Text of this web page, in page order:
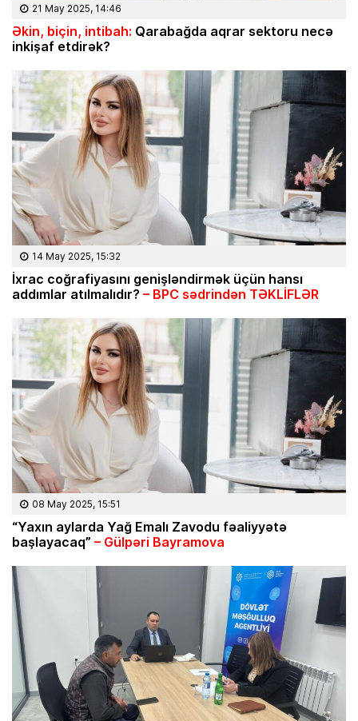
21 May 2025, 14:46
Əkin, biçin, intibah: Qarabağda aqrar sektoru necə
inkişaf etdirək?
14 May 2025, 15:32
İxrac coğrafiyasını genişləndirmək üçün hansı
addımlar atılmalıdır? – BPC sədrindən TƏKLİFLƏR
08 May 2025, 15:51
“Yaxın aylarda Yağ Emalı Zavodu fəaliyyətə
başlayacaq” – Gülpəri Bayramova